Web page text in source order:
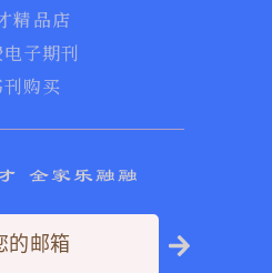
精品店
子期刊
刊购买
全家乐融融